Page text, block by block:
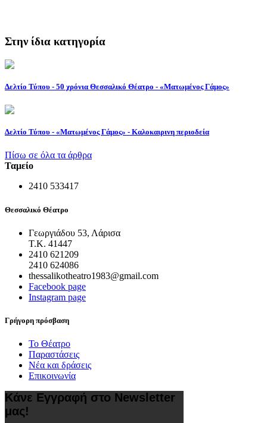
Στην ίδια κατηγορία
Δελτίο Τύπου - 50 χρόνια Θεσσαλικό Θέατρο - «Ματωμένος Γάμος»
Δελτίο Τύπου - «Ματωμένος Γάμος» - Καλοκαιρινη περιοδεία
Πίσω σε όλα τα άρθρα
Ταμείο
2410 533417
Θεσσαλικό Θέατρο
Γεωργιάδου 53, Λάρισα
Τ.Κ. 41447
2410 621209
2410 624086
thessalikotheatro1983@gmail.com
Facebook page
Instagram page
Γρήγορη πρόσβαση
Το Θέατρο
Παραστάσεις
Νέα και δράσεις
Επικοινωνία
Κάνε Εγγραφή στο Newsletter
μας!